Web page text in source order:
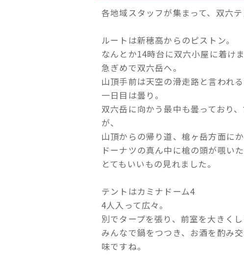
各地域スタッフが集まって、双六テ
ルートは新穂高からのピストン。
なんとか14時台に双六小屋に着けま
急ぎめで双六岳へ。
山頂手前は天空の滑走路と言われ
一日目は曇り。
双六岳に向かう最中も曇っており
が、
山頂からの帰り道、槍ヶ岳方面に
ドーナツの真ん中に槍の頭が覗い
とてもいいもの見れました。
テントはカミナドーム4
4人入って広々。
別でタープを張り、前室を大きくし
みんなで鍋をつつき、お酒を酌み
味ですね。